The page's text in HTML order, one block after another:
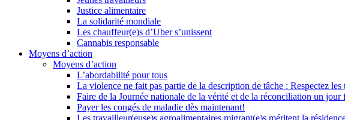
Justice alimentaire
La solidarité mondiale
Les chauffeur(e)s d’Uber s’unissent
Cannabis responsable
Moyens d’action
Moyens d’action
L’abordabilité pour tous
La violence ne fait pas partie de la description de tâche : Respectez
Faire de la Journée nationale de la vérité et de la réconciliation un jour
Payer les congés de maladie dès maintenant!